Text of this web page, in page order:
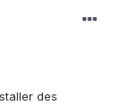
des